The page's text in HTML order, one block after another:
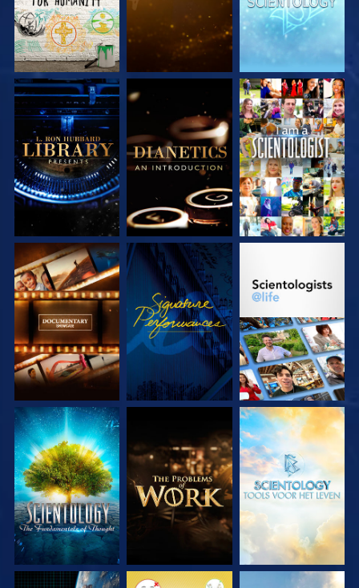
VERKEN DE SERIE VERKEN DE SERIE KIJK
VERKEN DE SERIE KIJK VERKEN DE SERIE
VERKEN DE SERIE VERKEN DE SERIE VERKEN DE SERIE